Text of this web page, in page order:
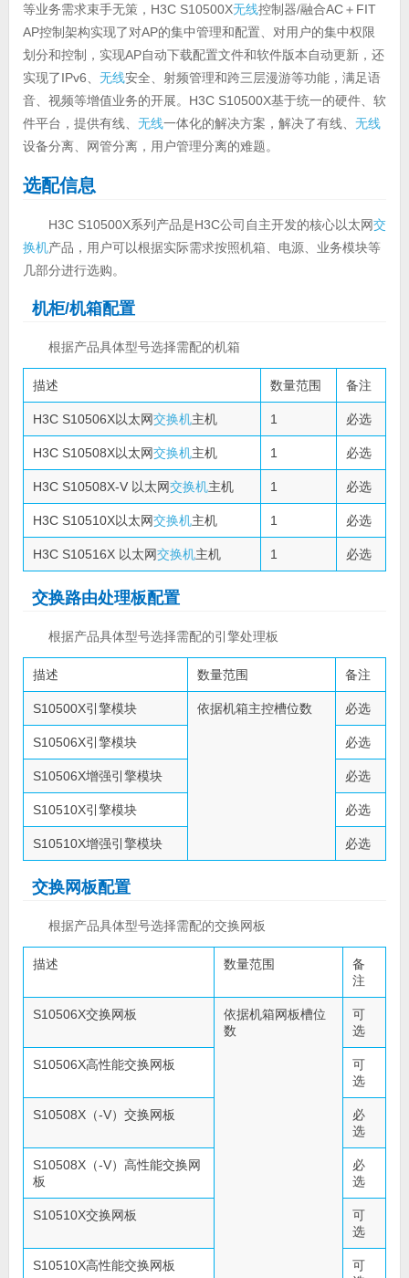
等业务需求束手无策，H3C S10500X无线控制器/融合AC＋FIT
AP控制架构实现了对AP的集中管理和配置、对用户的集中权限
划分和控制，实现AP自动下载配置文件和软件版本自动更新，还
实现了IPv6、 无线安全、射频管理和跨三层漫游等功能，满足语
音、视频等增值业务的开展。H3C S10500X基于统一的硬件、软
件平台，提供有线、 无线一体化的解决方案，解决了有线、 无线
设备分离、网管分离，用户管理分离的难题。
选配信息
H3C S10500X系列产品是H3C公司自主开发的核心以太网交
换机产品，用户可以根据实际需求按照机箱、电源、业务模块等
几部分进行选购。
机柜/机箱配置
根据产品具体型号选择需配的机箱
描述 数量范围 备注
H3C S10506X以太网交换机主机 1 必选
H3C S10508X以太网交换机主机 1 必选
H3C S10508X-V 以太网交换机主机 1 必选
H3C S10510X以太网交换机主机 1 必选
H3C S10516X 以太网交换机主机 1 必选
交换路由处理板配置
根据产品具体型号选择需配的引擎处理板
描述 数量范围 备注
S10500X引擎模块 依据机箱主控槽位数 必选
S10506X引擎模块 必选
S10506X增强引擎模块 必选
S10510X引擎模块 必选
S10510X增强引擎模块 必选
交换网板配置
根据产品具体型号选择需配的交换网板
描述 数量范围
备
注
S10506X交换网板
依据机箱网板槽位
数
可
选
S10506X高性能交换网板
可
选
S10508X（-V）交换网板
必
选
S10508X（-V）高性能交换网
板
必
选
S10510X交换网板
可
选
S10510X高性能交换网板
可